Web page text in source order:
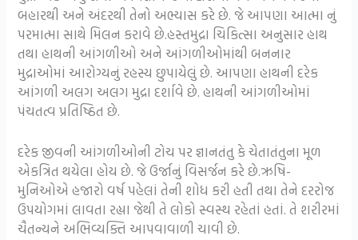
બહારથી અને અંદરથી તેનો અભ્યાસ કરે છે. જે આપણા આત્મા નું
પરમાત્મા સાથે મિલન કરાવે છે.હસ્તમુદ્રા ચિકિત્સા અનુસાર હાથ
તથા હાથની આંગળીઓ અને આંગળીઓમાંથી બનનાર
મુદ્રાઓમાં આરોગ્યનું રહસ્ય છુપાયેલું છે. આપણા હાથની દરેક
આંગળી અલગ અલગ મુદ્રા દર્શાવે છે. હાથની આંગળીઓમાં
પંચતત્વ પ્રતિષ્ઠિત છે.
દરેક જીવની આંગળીઓની ટોચ પર જ્ઞાનતંતુ કે ચેતાતંતુના મૂળ
એકત્રિત થયેલા હોય છે. જે ઉર્જાનું વિસર્જન કરે છે.ઋષિ-
મુનિઓએ હજારો વર્ષ પહેલાં તેની શોધ કરી હતી તથા તેને દરરોજ
ઉપયોગમાં લાવતા રહ્યા જેથી તે લોકો સ્વસ્થ રહેતાં હતાં. તે શરીરમાં
ચૈતન્યને અભિવ્યક્તિ આપવાવાળી ચાવી છે.